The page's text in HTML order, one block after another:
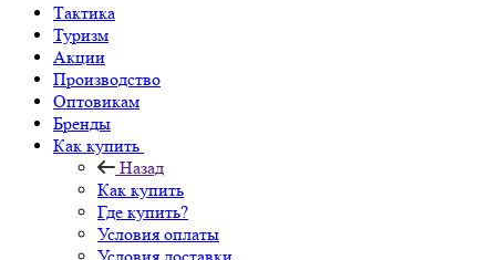
Тактика
Туризм
Акции
Производство
Оптовикам
Бренды
Как купить
Назад
Как купить
Где купить?
Условия оплаты